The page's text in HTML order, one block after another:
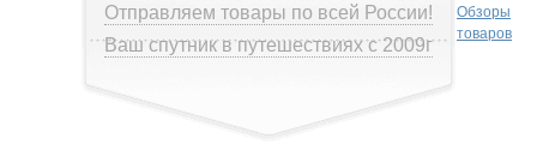
Отправляем товары по всей России!
Ваш спутник в путешествиях с 2009г
Обзоры
товаров